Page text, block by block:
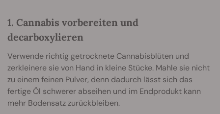
1. Cannabis vorbereiten und
decarboxylieren
Verwende richtig getrocknete Cannabisblüten und
zerkleinere sie von Hand in kleine Stücke. Mahle sie nicht
zu einem feinen Pulver, denn dadurch lässt sich das
fertige Öl schwerer abseihen und im Endprodukt kann
mehr Bodensatz zurückbleiben.